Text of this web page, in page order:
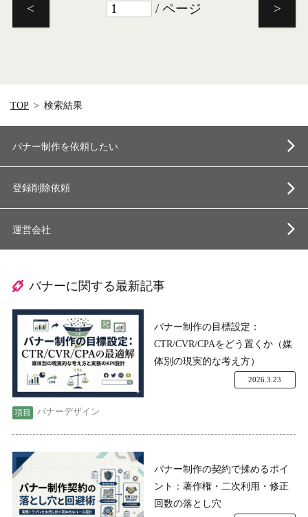
< / ページ >
TOP 検索結果
バナー制作を依頼したい
登録削除依頼
運営会社
バナーに関する最新記事
バナー制作の目標設定：
CTR/CVR/CPAをどう置くか（媒
体別の現実的な考え方）
バナーデザイン
2026.3.23
バナー制作の契約で揉めるポイ
ント：著作権・二次利用・修正
回数の落とし穴